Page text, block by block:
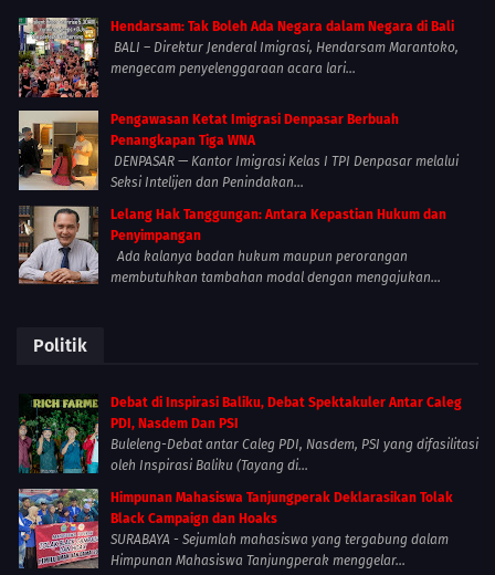
Hendarsam: Tak Boleh Ada Negara dalam Negara di Bali
BALI – Direktur Jenderal Imigrasi, Hendarsam Marantoko,
mengecam penyelenggaraan acara lari...
Pengawasan Ketat Imigrasi Denpasar Berbuah
Penangkapan Tiga WNA
DENPASAR — Kantor Imigrasi Kelas I TPI Denpasar melalui
Seksi Intelijen dan Penindakan...
Lelang Hak Tanggungan: Antara Kepastian Hukum dan
Penyimpangan
Ada kalanya badan hukum maupun perorangan
membutuhkan tambahan modal dengan mengajukan...
Politik
Debat di Inspirasi Baliku, Debat Spektakuler Antar Caleg
PDI, Nasdem Dan PSI
Buleleng-Debat antar Caleg PDI, Nasdem, PSI yang difasilitasi
oleh Inspirasi Baliku (Tayang di...
Himpunan Mahasiswa Tanjungperak Deklarasikan Tolak
Black Campaign dan Hoaks
SURABAYA - Sejumlah mahasiswa yang tergabung dalam
Himpunan Mahasiswa Tanjungperak menggelar...